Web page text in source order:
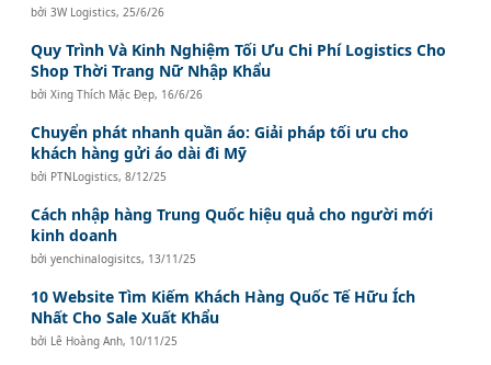
bởi3W Logistics,25/6/26
Quy Trình Và Kinh Nghiệm Tối Ưu Chi Phí Logistics Cho
Shop Thời Trang Nữ Nhập Khẩu
bởiXing Thích Mặc Đẹp, 16/6/26
Chuyển phát nhanh quần áo: Giải pháp tối ưu cho
khách hàng gửi áo dài đi Mỹ
bởi PTNLogistics,8/12/25
Cách nhập hàng Trung Quốc hiệu quả cho người mới
kinh doanh
bởiyenchinalogisitcs, 13/11/25
10 Website Tìm Kiếm Khách Hàng Quốc Tế Hữu Ích
Nhất Cho Sale Xuất Khẩu
bởi Lê Hoàng Anh, 10/11/25